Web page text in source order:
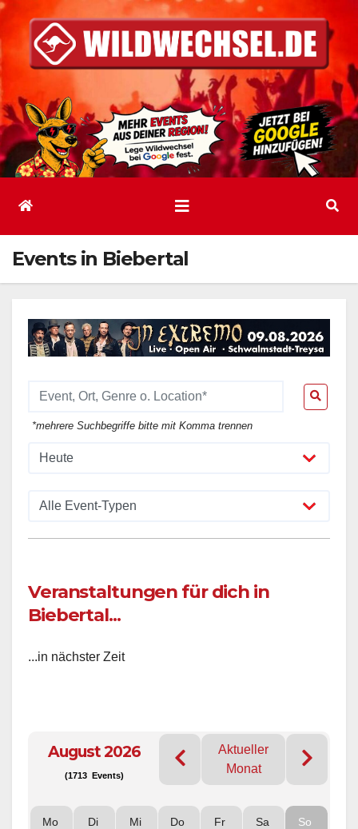
Inhalt
springen
Events in Biebertal
*mehrere Suchbegriffe bitte mit Komma trennen
Veranstaltungen für dich in
Biebertal...
...in nächster Zeit
August 2026
(1713 Events)
Aktueller
Monat
Mo Di Mi Do Fr Sa So